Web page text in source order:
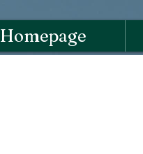
Homepage